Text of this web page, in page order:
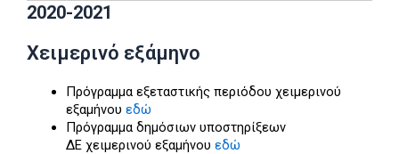
2020-2021
Χειμερινό εξάμηνο
Πρόγραμμα εξεταστικής περιόδου χειμερινού
εξαμήνου εδώ
Πρόγραμμα δημόσιων υποστηρίξεων
ΔΕ χειμερινού εξαμήνου εδώ